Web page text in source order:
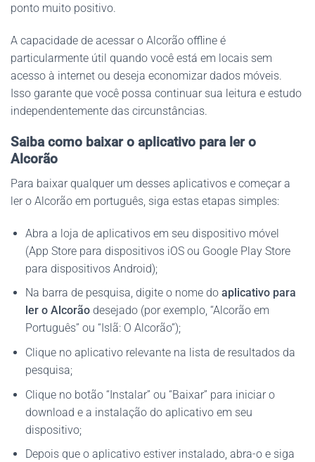
ponto muito positivo.
A capacidade de acessar o Alcorão offline é
particularmente útil quando você está em locais sem
acesso à internet ou deseja economizar dados móveis.
Isso garante que você possa continuar sua leitura e estudo
independentemente das circunstâncias.
Saiba como baixar o aplicativo para ler o
Alcorão
Para baixar qualquer um desses aplicativos e começar a
ler o Alcorão em português, siga estas etapas simples:
Abra a loja de aplicativos em seu dispositivo móvel
(App Store para dispositivos iOS ou Google Play Store
para dispositivos Android);
Na barra de pesquisa, digite o nome do aplicativo para
ler o Alcorãodesejado (por exemplo, “Alcorão em
Português” ou “Islã: O Alcorão”);
Clique no aplicativo relevante na lista de resultados da
pesquisa;
Clique no botão “Instalar” ou “Baixar” para iniciar o
download e a instalação do aplicativo em seu
dispositivo;
Depois que o aplicativo estiver instalado, abra-o e siga